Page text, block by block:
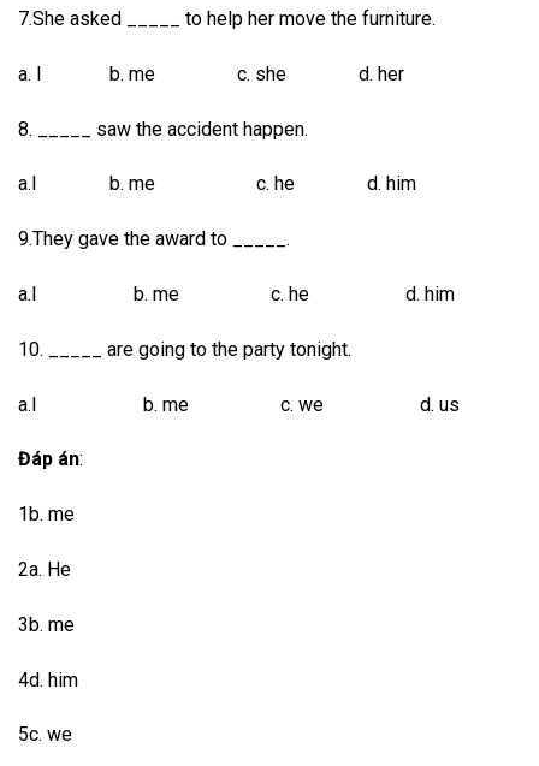
7.She asked _____ to help her move the furniture.
a. I b. me c. she d. her
8. _____ saw the accident happen.
a.I b. me c. he d. him
9.They gave the award to _____.
a.I b. me c. he d. him
10. _____ are going to the party tonight.
a.I b. me c. we d. us
Đáp án:
1b. me
2a. He
3b. me
4d. him
5c. we